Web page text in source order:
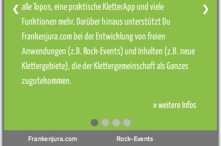
alle Topos, eine praktische KletterApp und viele
Funktionen mehr. Darüber hinaus unterstützt Du
Frankenjura.com bei der Entwicklung von freien
Anwendungen (z.B. Rock-Events) und Inhalten (z.B. neue
Klettergebiete), die der Klettergemeinschaft als Ganzes
zugutekommen.
» weitere Infos
❮ ❯
Frankenjura.com Rock-Events